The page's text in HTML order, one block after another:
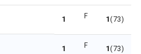
1 F 1(73)
1 F 1(73)